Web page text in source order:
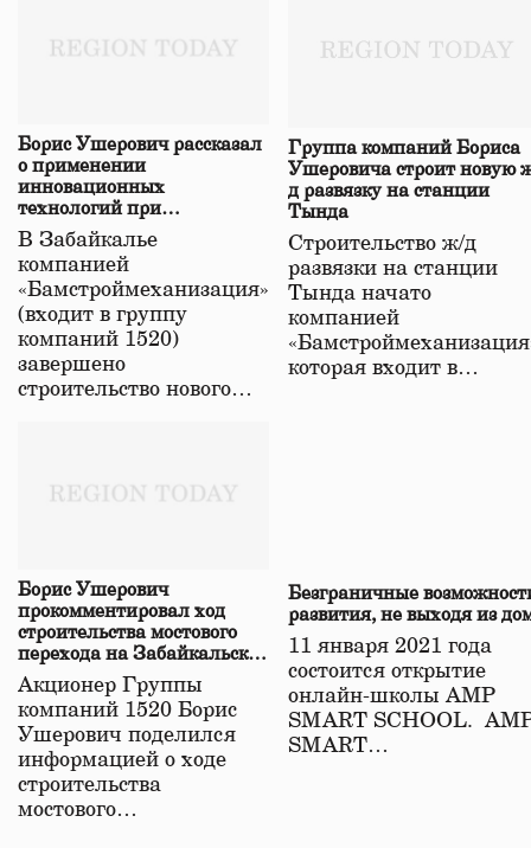
Борис Ушерович рассказал
о применении
инновационных
технологий при
строительстве нового моста
в Забайкалье
В Забайкалье
компанией
«Бамстроймеханизация»
(входит в группу
компаний 1520)
завершено
строительство нового…
Группа компаний Бориса
Ушеровича строит новую
д развязку на станции
Тында
Строительство ж/д
развязки на станции
Тында начато
компанией
которая входит в…
Борис Ушерович
прокомментировал ход
строительства мостового
перехода на Забайкальской
железной дороге
Акционер Группы
компаний 1520 Борис
Ушерович поделился
информацией о ходе
строительства
мостового…
Безграничные
развития, не выходя из
11 января 2021 года
состоится открытие
онлайн-школы АМР
SMART SCHOOL.
SMART…